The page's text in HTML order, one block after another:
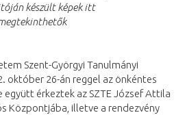
készült képek itt
Szent-Györgyi Tanulmányi
október 26-án reggel az önkéntes
érkeztek az SZTE József Attila
Központjába, illetve a rendezvény